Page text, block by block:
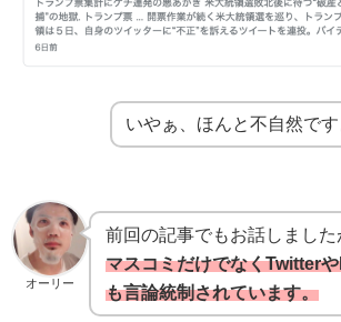
いやぁ、ほんと不自然です
オーリー
前回の記事でもお話しました
マスコミだけでなくTwitter
も言論統制されています。